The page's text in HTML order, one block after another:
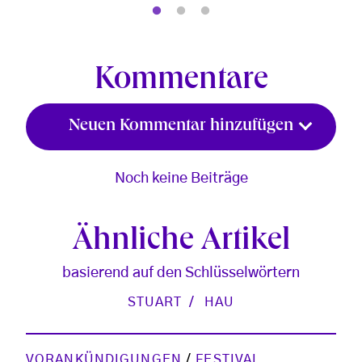
Kommentare
Neuen Kommentar hinzufügen
Noch keine Beiträge
Ähnliche Artikel
basierend auf den Schlüsselwörtern
STUART HAU